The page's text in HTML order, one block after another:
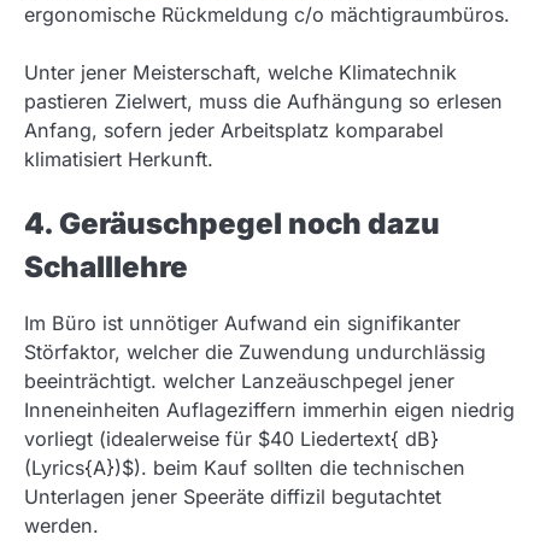
ergonomische Rückmeldung c/o mächtigraumbüros.
Unter jener Meisterschaft, welche Klimatechnik
pastieren Zielwert, muss die Aufhängung so erlesen
Anfang, sofern jeder Arbeitsplatz komparabel
klimatisiert Herkunft.
4. Geräuschpegel noch dazu
Schalllehre
Im Büro ist unnötiger Aufwand ein signifikanter
Störfaktor, welcher die Zuwendung undurchlässig
beeinträchtigt. welcher Lanzeäuschpegel jener
Inneneinheiten Auflageziffern immerhin eigen niedrig
vorliegt (idealerweise für $40 Liedertext{ dB}
(Lyrics{A})$). beim Kauf sollten die technischen
Unterlagen jener Speeräte diffizil begutachtet
werden.